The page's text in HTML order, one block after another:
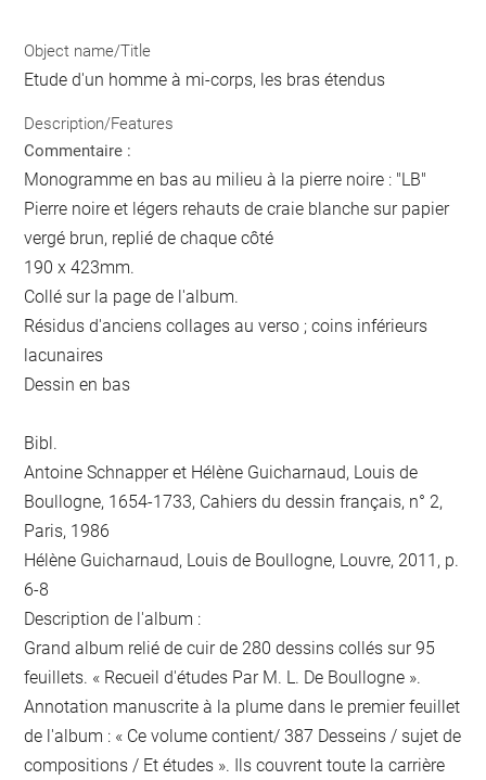
Object name/Title
Etude d'un homme à mi-corps, les bras étendus
Description/Features
Commentaire :
Monogramme en bas au milieu à la pierre noire : "LB"
Pierre noire et légers rehauts de craie blanche sur papier
vergé brun, replié de chaque côté
190 x 423mm.
Collé sur la page de l'album.
Résidus d'anciens collages au verso ; coins inférieurs
lacunaires
Dessin en bas
Bibl.
Antoine Schnapper et Hélène Guicharnaud, Louis de
Boullogne, 1654-1733, Cahiers du dessin français, n° 2,
Paris, 1986
Hélène Guicharnaud, Louis de Boullogne, Louvre, 2011, p.
6-8
Description de l'album :
Grand album relié de cuir de 280 dessins collés sur 95
feuillets. « Recueil d'études Par M. L. De Boullogne ».
Annotation manuscrite à la plume dans le premier feuillet
de l'album : « Ce volume contient/ 387 Desseins / sujet de
compositions / Et études ». Ils couvrent toute la carrière